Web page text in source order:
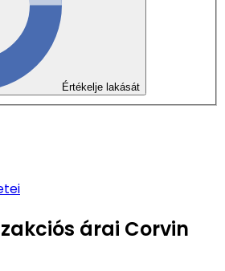
Értékelje lakását
árai Corvin